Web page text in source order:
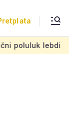
klancem